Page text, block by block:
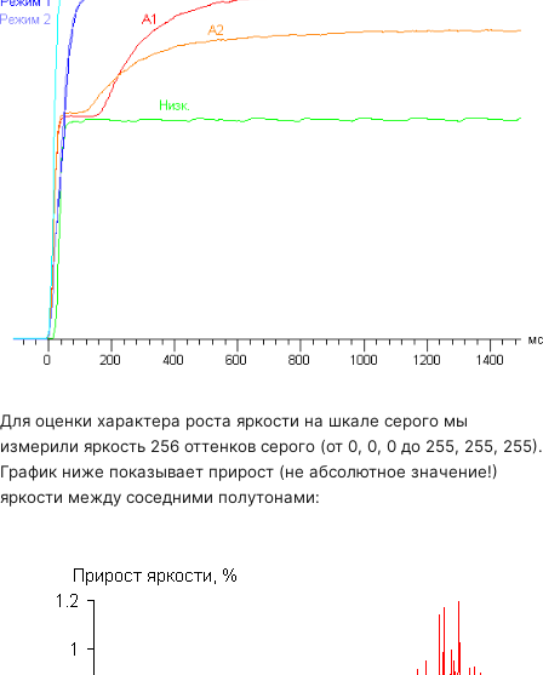
Для оценки характера роста яркости на шкале серого мы
измерили яркость 256 оттенков серого (от 0, 0, 0 до 255, 255, 255).
График ниже показывает прирост (не абсолютное значение!)
яркости между соседними полутонами: